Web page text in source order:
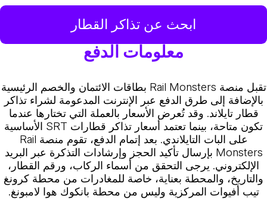
ابحث عن تذاكر القطار
معلومات الدفع
تقبل منصة Rail Monsters بطاقات الائتمان والخصم الرئيسية
بالإضافة إلى طرق الدفع عبر الإنترنت المدعومة لشراء تذاكر
قطار تايلاند. وقد تُعرض الأسعار بالعملة التي تختارها عندما
تكون متاحة، بينما تعتمد أسعار تذاكر قطارات SRT الأساسية
على البات التايلاندي. بعد إتمام الدفع، تقوم منصة Rail
Monsters بإرسال تأكيد الحجز وإرشادات التذكرة عبر البريد
الإلكتروني. يرجى التحقق من أسماء الركاب، ورقم القطار،
والتاريخ، والمحطة بعناية، خاصة للمغادرات من محطة كرونغ
تيب أفيوات المركزية وليس من محطة بانكوك هوا لامبونغ.